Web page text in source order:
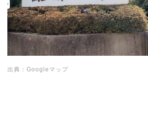
出典：Googleマップ